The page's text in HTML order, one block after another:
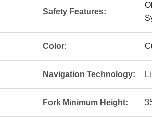
Safety Features:
Color:
Navigation Technology:
Fork Minimum Height: